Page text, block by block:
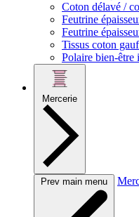
Coton délavé /
Feutrine
Feutrine
Tissus coton
Polaire bien-être
Mercerie
Prev main menu